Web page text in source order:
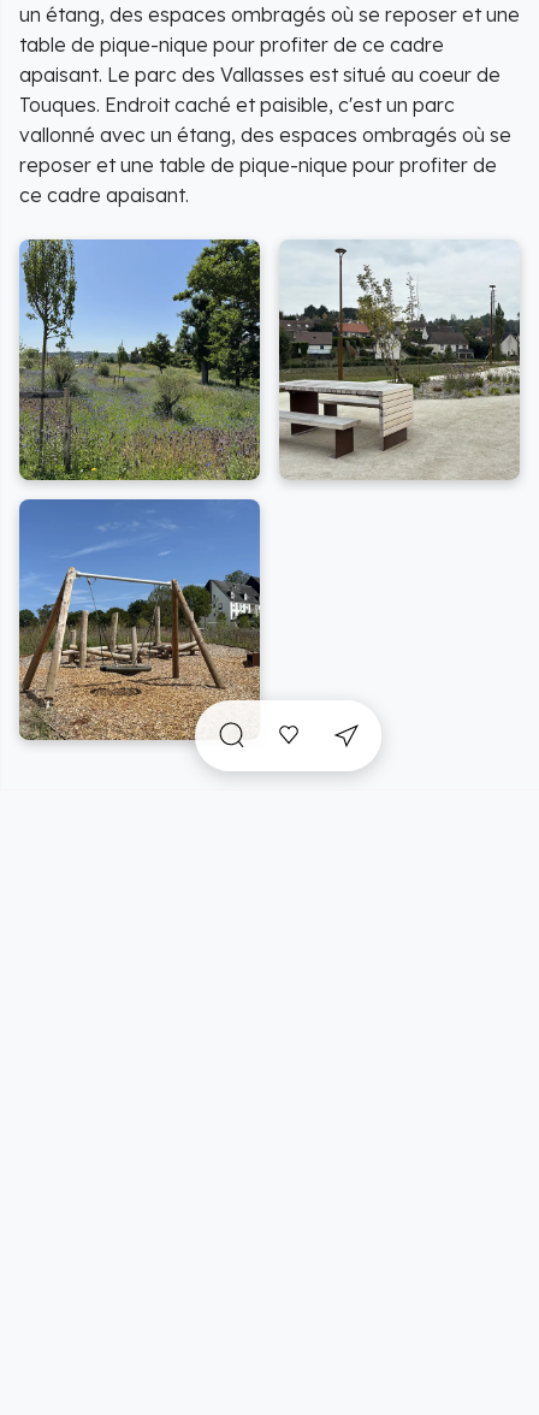
un étang, des espaces ombragés où se reposer et une
table de pique-nique pour profiter de ce cadre
apaisant. Le parc des Vallasses est situé au coeur de
Touques. Endroit caché et paisible, c'est un parc
vallonné avec un étang, des espaces ombragés où se
reposer et une table de pique-nique pour profiter de
ce cadre apaisant.